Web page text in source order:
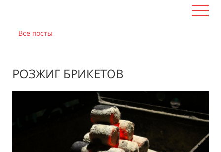
Все посты
РОЗЖИГ БРИКЕТОВ